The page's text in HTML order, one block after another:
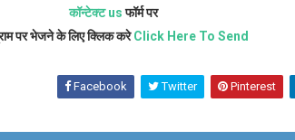
कॉन्टेक्ट usफॉर्म पर
पर भेजने के लिए क्लिक करेClick Here To Send
Facebook Twitter Pinterest